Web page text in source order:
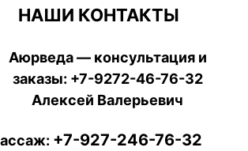
НАШИ КОНТАКТЫ
Аюрведа — консультация и
заказы: +7-9272-46-76-32
Алексей Валерьевич
+7-927-246-76-32